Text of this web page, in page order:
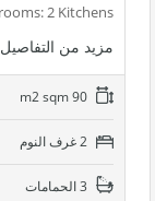
2 Kitchens:…
مزيد من التفاصيل